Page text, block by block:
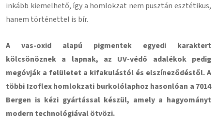
inkább kiemelhető, így a homlokzat nem pusztán esztétikus,
hanem történettel is bír.
A vas-oxid alapú pigmentek egyedi karaktert
kölcsönöznek a lapnak, az UV-védő adalékok pedig
megóvják a felületet a kifakulástól és elszíneződéstől. A
többi Izoflex homlokzati burkolólaphoz hasonlóan a 7014
Bergen is kézi gyártással készül, amely a hagyományt
modern technológiával ötvözi.